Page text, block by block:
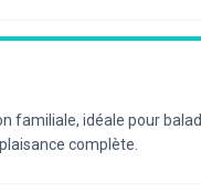
familiale, idéale pour
complète.